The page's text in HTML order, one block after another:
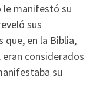
le manifestó su
sus
que, en la Biblia,
considerados
su